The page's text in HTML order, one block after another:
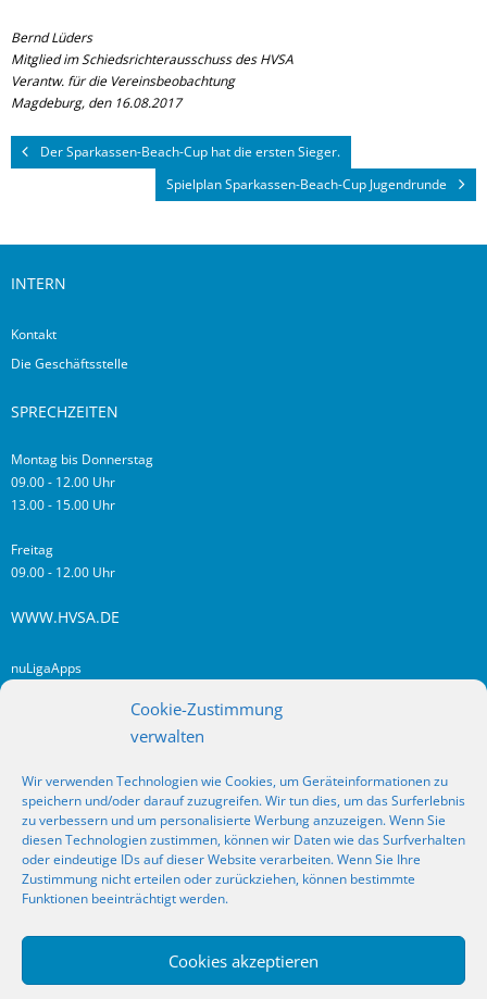
Cookie-Zustimmung
verwalten
Wir verwenden Technologien wie Cookies, um Geräteinformationen zu
speichern und/oder darauf zuzugreifen. Wir tun dies, um das Surferlebnis
zu verbessern und um personalisierte Werbung anzuzeigen. Wenn Sie
diesen Technologien zustimmen, können wir Daten wie das Surfverhalten
oder eindeutige IDs auf dieser Website verarbeiten. Wenn Sie Ihre
Zustimmung nicht erteilen oder zurückziehen, können bestimmte
Funktionen beeinträchtigt werden.
Cookies akzeptieren
Bernd Lüders
Mitglied im Schiedsrichterausschuss des HVSA
Verantw. für die Vereinsbeobachtung
Magdeburg, den 16.08.2017
Der Sparkassen-Beach-Cup hat die ersten Sieger.
Spielplan Sparkassen-Beach-Cup Jugendrunde
INTERN
Kontakt
Die Geschäftsstelle
SPRECHZEITEN
Montag bis Donnerstag
09.00 - 12.00 Uhr
13.00 - 15.00 Uhr
Freitag
09.00 - 12.00 Uhr
WWW.HVSA.DE
nuLigaApps
RSS
Fragen? Kontakt!
SOCIAL MEDIA